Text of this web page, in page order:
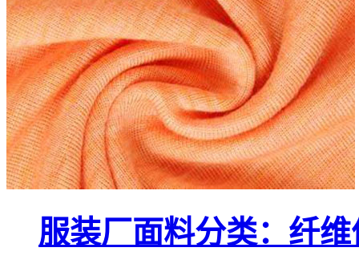
服装厂面料分类：纤